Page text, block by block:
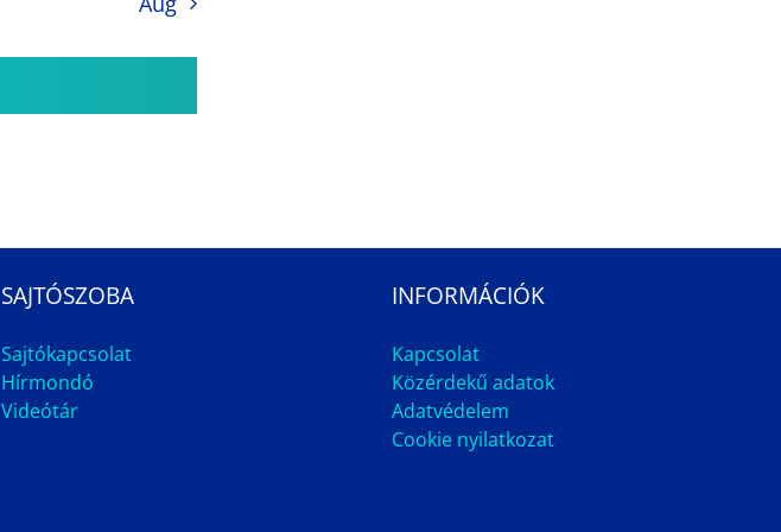
SAJTÓSZOBA
Sajtókapcsolat
Hírmondó
Videótár
INFORMÁCIÓK
Kapcsolat
Közérdekű adatok
Adatvédelem
Cookie nyilatkozat